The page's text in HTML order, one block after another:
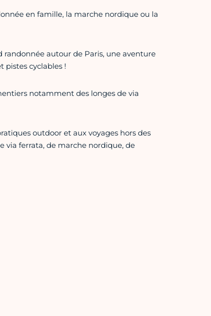
en famille, la marche nordique ou la
autour de Paris, une aventure
pistes cyclables !
notamment des longes de via
outdoor et aux voyages hors des
via ferrata, de marche nordique, de